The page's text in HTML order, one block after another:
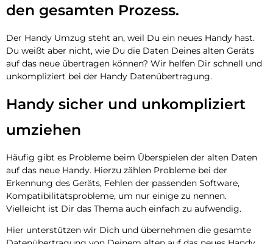
den gesamten Prozess.
Der Handy Umzug steht an, weil Du ein neues Handy hast.
Du weißt aber nicht, wie Du die Daten Deines alten Geräts
auf das neue übertragen können? Wir helfen Dir schnell und
unkompliziert bei der Handy Datenübertragung.
Handy sicher und unkompliziert
umziehen
Häufig gibt es Probleme beim Überspielen der alten Daten
auf das neue Handy. Hierzu zählen Probleme bei der
Erkennung des Geräts, Fehlen der passenden Software,
Kompatibilitätsprobleme, um nur einige zu nennen.
Vielleicht ist Dir das Thema auch einfach zu aufwendig.
Hier unterstützen wir Dich und übernehmen die gesamte